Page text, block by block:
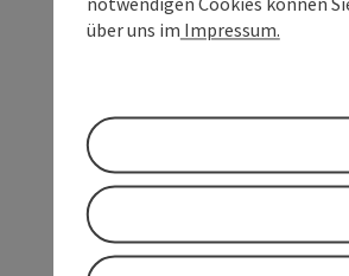
über uns im Impressum.